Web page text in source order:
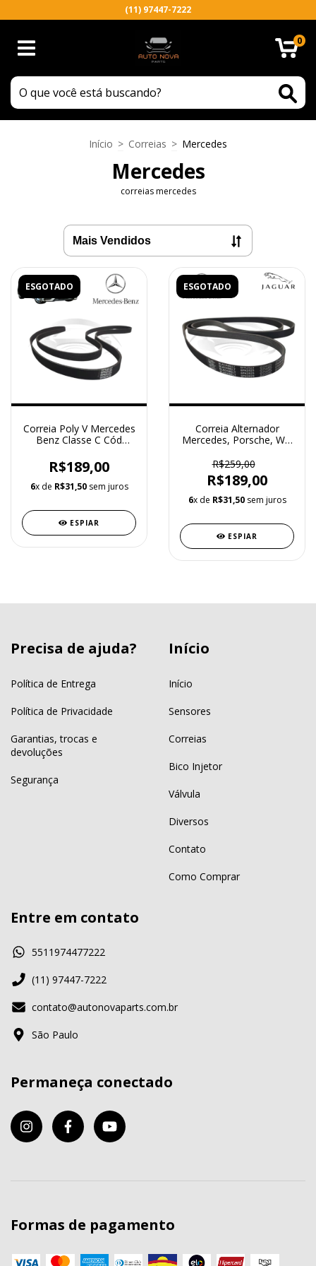
(11) 97447-7222
0
Início > Correias > Mercedes
Mercedes
correias mercedes
ESGOTADO
Correia Poly V Mercedes
Benz Classe C Cód
R$189,00
6x de R$31,50sem juros
ESPIAR
ESGOTADO
Correia Alternador
Mercedes, Porsche, WG
R$259,00
R$189,00
6x de R$31,50sem juros
ESPIAR
Precisa de ajuda?
Política de Entrega
Política de Privacidade
Garantias, trocas e
devoluções
Segurança
Início
Início
Sensores
Correias
Bico Injetor
Válvula
Diversos
Contato
Como Comprar
Entre em contato
5511974477222
(11) 97447-7222
contato@autonovaparts.com.br
São Paulo
Permaneça conectado
Formas de pagamento